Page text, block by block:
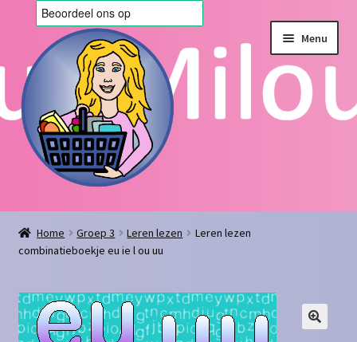
door
naar
navigatie
de
inhoud
Menu
Home
Afrekenen
Algemene voorwaarden
Blog
Home Groep 3 Leren lezen
Leren lezen
combinatieboekje eu ie l ou uu